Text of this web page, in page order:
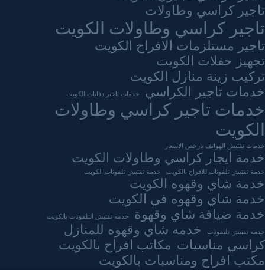
تاجير كراسي وطاولات
تاجير كراسي وطاولات الكويت
تاجير مستلزمات الافراح الكويت
تجهيز حفلات الكويت
تركيب زينة منازل الكويت
خدمات تاجير الكراسي
خدمات تاجير دفايات الكويت
خدمات تاجير كراسي وطاولات
الكويت
خدمات تفتيش الهواتف بارخص الاسعار
خدمة ايجار كراسي وطاولات الكويت
خدمة تفتيش تلفونات للافراح بالكويت خدمة تفتيش تلفونات الكويت
خدمة شاي وقهوه الكويت
خدمة شاي وقهوه في الكويت
خدمة ضيافة شاي وقهوة
خدمه تفتيش التلفونات بالكويت
خدمه تفتيش تليفونات
خدمه شاي وقهوه للمنازل
كراسي مناسبات مكاتب افراح بالكويت
مكتب افراح ومناسبات بالكويت